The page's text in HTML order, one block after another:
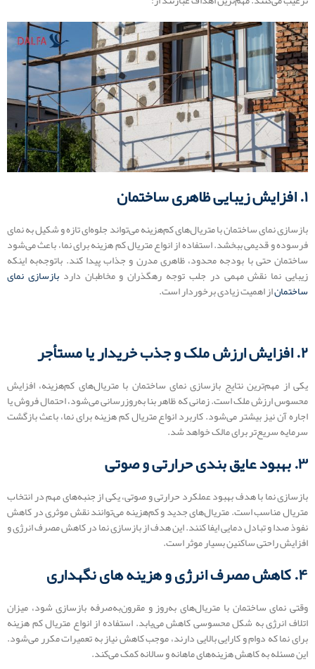
۱. افزایش زیبایی ظاهری ساختمان
بازسازی نمای ساختمان با متریال‌های کم‌هزینه می‌تواند جلوه‌ای تازه و شکیل به نمای
فرسوده و قدیمی ببخشد. استفاده از انواع متریال کم هزینه برای نما، باعث می‌شود
ساختمان حتی با بودجه محدود، ظاهری مدرن و جذاب پیدا کند. باتوجه‌به اینکه
زیبایی نما نقش مهمی در جلب توجه رهگذران و مخاطبان داردبازسازی نمای
ساختماناز اهمیت زیادی برخوردار است.
۲. افزایش ارزش ملک و جذب خریدار یا مستأجر
یکی از مهم‌ترین نتایج بازسازی نمای ساختمان با متریال‌های کم‌هزینه، افزایش
محسوس ارزش ملک است. زمانی که ظاهر بنا به‌روزرسانی می‌شود، احتمال فروش یا
اجاره آن نیز بیشتر می‌شود. کاربرد انواع متریال کم هزینه برای نما، باعث بازگشت
سرمایه سریع‌تر برای مالک خواهد شد.
۳. بهبود عایق ‌بندی حرارتی و صوتی
بازسازی نما با هدف بهبود عملکرد حرارتی و صوتی، یکی از جنبه‌های مهم در انتخاب
متریال مناسب است. متریال‌های جدید و کم‌هزینه می‌توانند نقش موثری در کاهش
نفوذ صدا و تبادل دمایی ایفا کنند. این هدف از بازسازی نما در کاهش مصرف انرژی و
افزایش راحتی ساکنین بسیار موثر است.
۴. کاهش مصرف انرژی و هزینه ‌های نگهداری
وقتی نمای ساختمان با متریال‌های به‌روز و مقرون‌به‌صرفه بازسازی شود، میزان
اتلاف انرژی به شکل محسوسی کاهش می‌یابد. استفاده از انواع متریال کم هزینه
برای نما که دوام و کارایی بالایی دارند، موجب کاهش نیاز به تعمیرات مکرر می‌شود.
این مسئله به کاهش هزینه‌های ماهانه و سالانه کمک می‌کند.